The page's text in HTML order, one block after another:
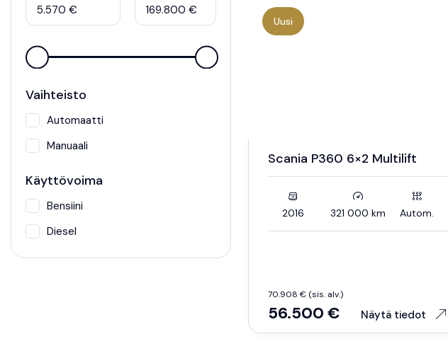
5.570 €
169.800 €
Vaihteisto
Automaatti
Manuaali
Käyttövoima
Bensiini
Diesel
Uusi
Scania P360 6×2 Multilift
2016 321 000 km Autom.
70.908 € (sis. alv.)
56.500 € Näytä tiedot